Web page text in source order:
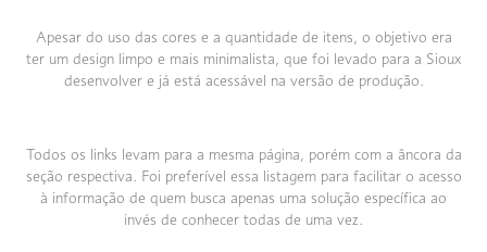
Apesar do uso das cores e a quantidade de itens, o objetivo era
ter um design limpo e mais minimalista, que foi levado para a Sioux
desenvolver e já está acessável na versão de produção.
Todos os links levam para a mesma página, porém com a âncora da
seção respectiva. Foi preferível essa listagem para facilitar o acesso
à informação de quem busca apenas uma solução específica ao
invés de conhecer todas de uma vez.